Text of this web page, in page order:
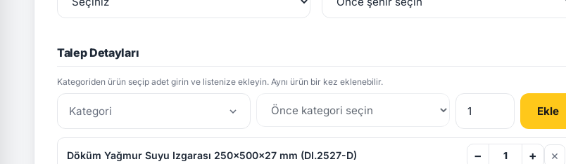
Talep Detayları
Kategoriden ürün seçip adet girin ve listenize ekleyin. Aynı ürün bir kez eklenebilir.
Kategori Ekle
Döküm Yağmur Suyu Izgarası 250x500x27 mm (DI.2527-D) − + ×